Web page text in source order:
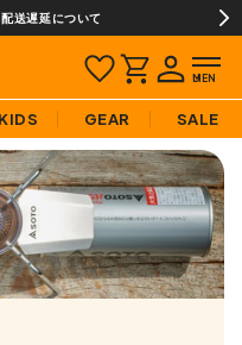
入で送料無料!
KIDS GEAR SALE